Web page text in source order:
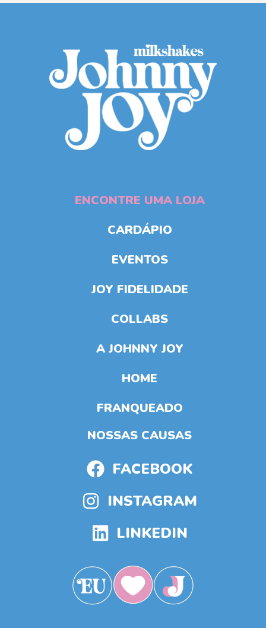
ENCONTRE UMA LOJA
CARDÁPIO
EVENTOS
JOY FIDELIDADE
COLLABS
A JOHNNY JOY
HOME
FRANQUEADO
NOSSAS CAUSAS
FACEBOOK
INSTAGRAM
LINKEDIN